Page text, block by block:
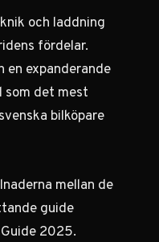
och laddning
fördelar.
en expanderande
som det mest
bilköpare
mellan de
guide
2025.